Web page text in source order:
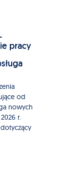
pracy
od
nowych
r.